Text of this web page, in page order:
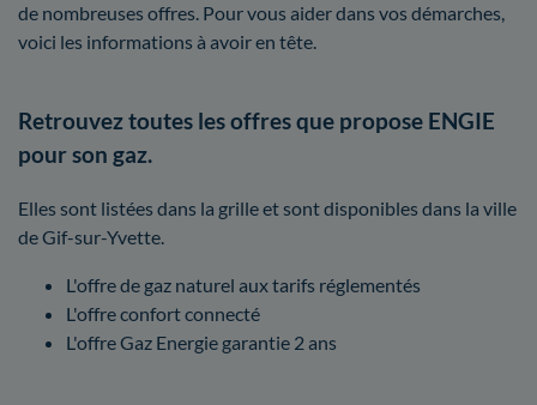
de nombreuses offres. Pour vous aider dans vos démarches,
voici les informations à avoir en tête.
Retrouvez toutes les offres que propose ENGIE
pour son gaz.
Elles sont listées dans la grille et sont disponibles dans la ville
de Gif-sur-Yvette.
L'offre de gaz naturel aux tarifs réglementés
L'offre confort connecté
L'offre Gaz Energie garantie 2 ans